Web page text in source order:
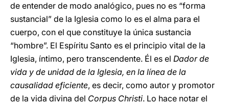
de entender de modo analógico, pues no es “forma
sustancial” de la Iglesia como lo es el alma para el
cuerpo, con el que constituye la única sustancia
“hombre”. El Espíritu Santo es el principio vital de la
Iglesia, íntimo, pero transcendente. Él es el Dador de
vida y de unidad de la Iglesia, en la línea de la
causalidad eficiente, es decir, como autor y promotor
de la vida divina del Corpus Christi. Lo hace notar el